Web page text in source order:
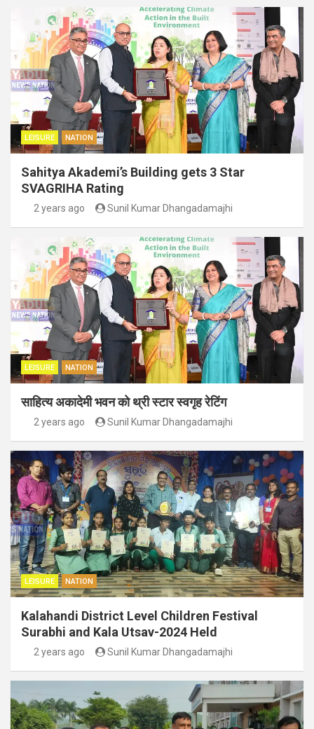
LEISURE NATION
Sahitya Akademi’s Building gets 3 Star
SVAGRIHA Rating
2 years ago Sunil Kumar Dhangadamajhi
LEISURE NATION
साहित्य अकादेमी भवन को थ्री स्टार स्वगृह रेटिंग
2 years ago Sunil Kumar Dhangadamajhi
LEISURE NATION
Kalahandi District Level Children Festival
Surabhi and Kala Utsav-2024 Held
2 years ago Sunil Kumar Dhangadamajhi